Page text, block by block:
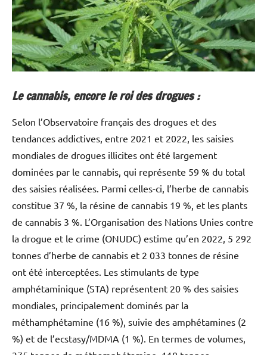
Le cannabis, encore le roi des drogues :
Selon l’Observatoire français des drogues et des
tendances addictives, entre 2021 et 2022, les saisies
mondiales de drogues illicites ont été largement
dominées par le cannabis, qui représente 59 % du total
des saisies réalisées. Parmi celles-ci, l’herbe de cannabis
constitue 37 %, la résine de cannabis 19 %, et les plants
de cannabis 3 %. L’Organisation des Nations Unies contre
la drogue et le crime (ONUDC) estime qu’en 2022, 5 292
tonnes d’herbe de cannabis et 2 033 tonnes de résine
ont été interceptées. Les stimulants de type
amphétaminique (STA) représentent 20 % des saisies
mondiales, principalement dominés par la
méthamphétamine (16 %), suivie des amphétamines (2
%) et de l’ecstasy/MDMA (1 %). En termes de volumes,